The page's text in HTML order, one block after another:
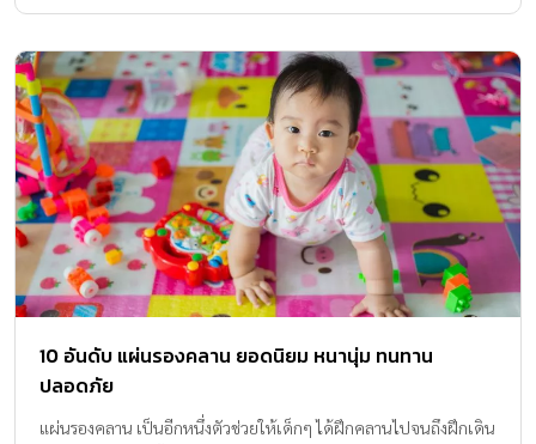
10 อันดับ แผ่นรองคลาน ยอดนิยม หนานุ่ม ทนทาน
ปลอดภัย
แผ่นรองคลาน เป็นอีกหนึ่งตัวช่วยให้เด็กๆ ได้ฝึกคลานไปจนถึงฝึกเดิน